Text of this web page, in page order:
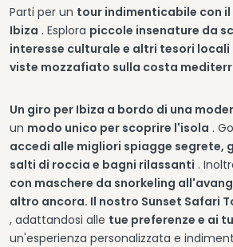
Parti per un tour indimenticabile con
Ibiza . Esplora piccole insenature da
interesse culturale e altri tesori locali
viste mozzafiato sulla costa
Un giro per Ibiza a bordo di una
un modo unico per scoprire l'isola .
accedi alle migliori spiagge segrete,
salti di roccia e bagni rilassanti .
con maschere da snorkeling
altro ancora. Il nostro Sunset Safari
, adattandosi alle tue preferenze e ai
un'esperienza personalizzata e